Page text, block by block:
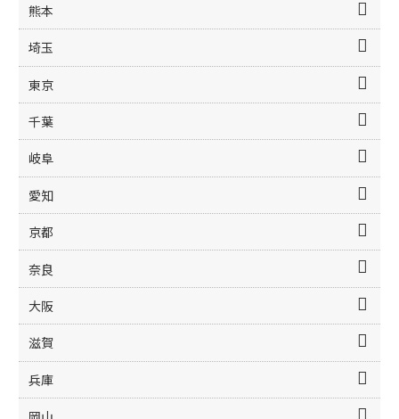
熊本
埼玉
東京
千葉
岐阜
愛知
京都
奈良
大阪
滋賀
兵庫